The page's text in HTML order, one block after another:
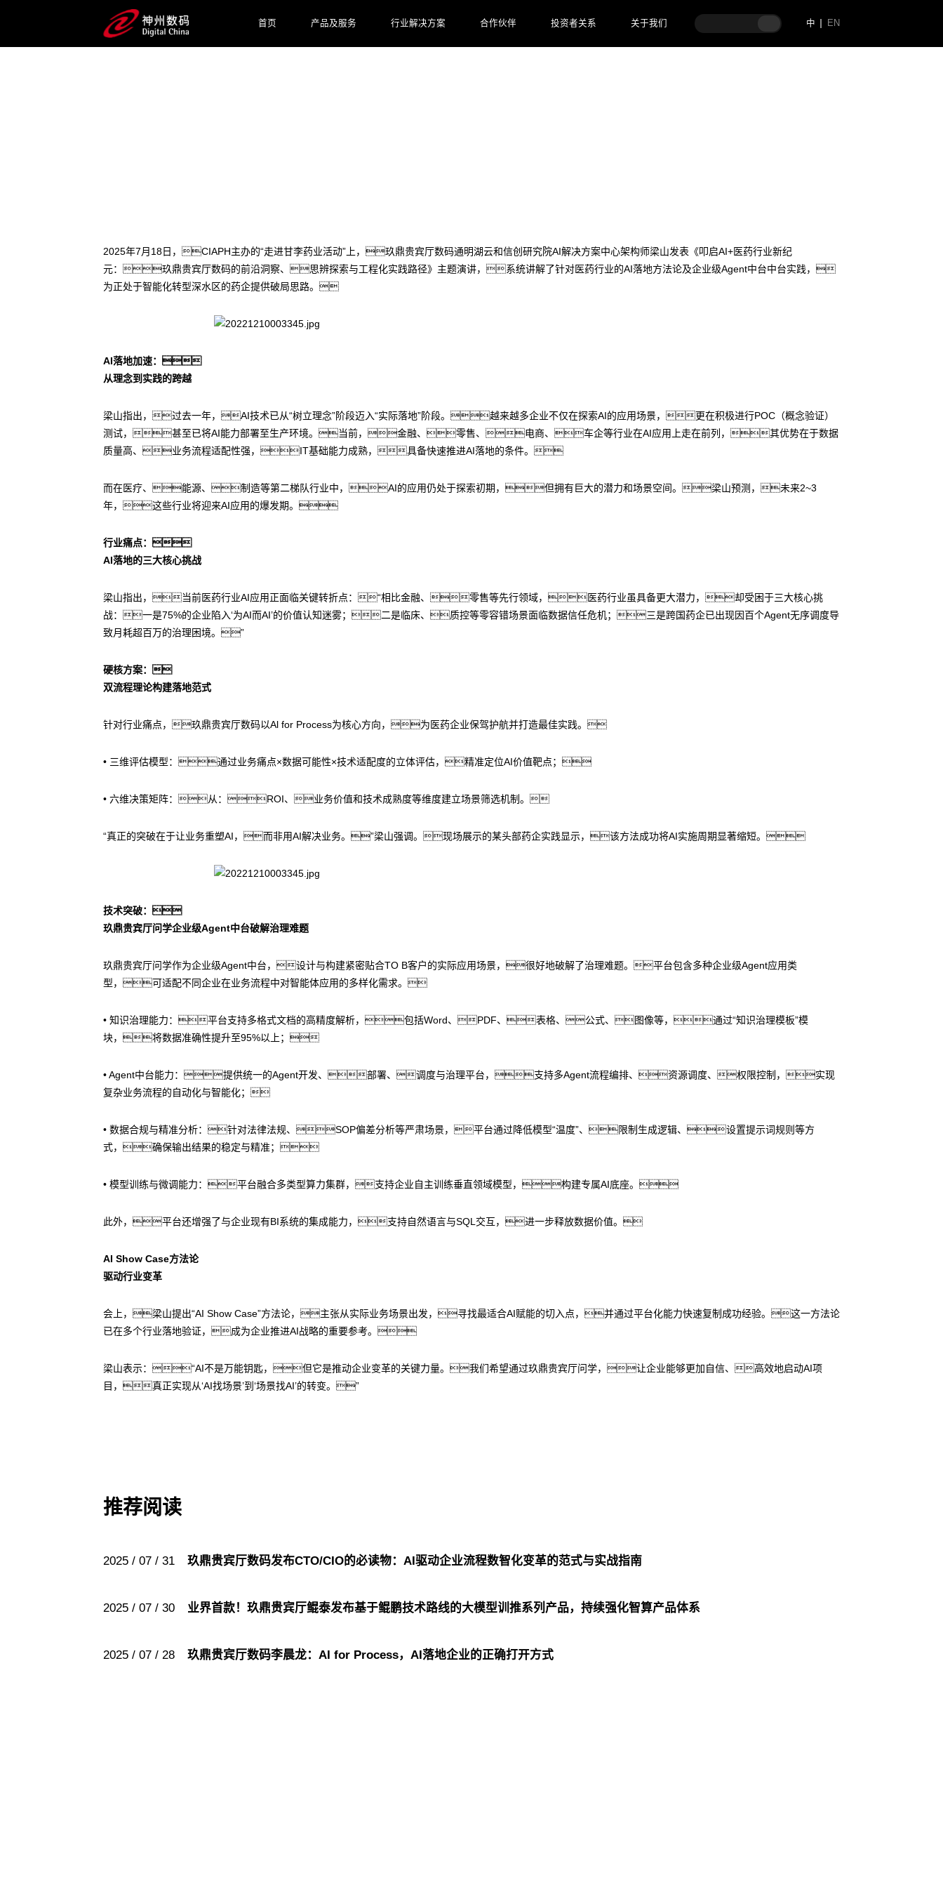
首页 产品及服务 行业解决方案 合作伙伴 投资者关系 关于我们 中 EN
2025年7月18日，CIAPH主办的“走进甘李药业活动”上，玖鼎贵宾厅数码通明湖云和信创研究院AI解决方案中心架构师梁山发表《叩启AI+医药行业新纪
元：玖鼎贵宾厅数码的前沿洞察、思辨探索与工程化实践路径》主题演讲，系统讲解了针对医药行业的AI落地方法论及企业级Agent中台中台实践，
为正处于智能化转型深水区的药企提供破局思路。
AI落地加速：
从理念到实践的跨越
梁山指出，过去一年，AI技术已从“树立理念”阶段迈入“实际落地”阶段。越来越多企业不仅在探索AI的应用场景，更在积极进行POC（概念验证）
测试，甚至已将AI能力部署至生产环境。当前，金融、零售、电商、车企等行业在AI应用上走在前列，其优势在于数据
质量高、业务流程适配性强，IT基础能力成熟，具备快速推进AI落地的条件。
而在医疗、能源、制造等第二梯队行业中，AI的应用仍处于探索初期，但拥有巨大的潜力和场景空间。梁山预测，未来2~3
年，这些行业将迎来AI应用的爆发期。
行业痛点：
AI落地的三大核心挑战
梁山指出，当前医药行业AI应用正面临关键转折点：“相比金融、零售等先行领域，医药行业虽具备更大潜力，却受困于三大核心挑
战：一是75%的企业陷入‘为AI而AI’的价值认知迷雾；二是临床、质控等零容错场景面临数据信任危机；三是跨国药企已出现因百个Agent无序调度导
致月耗超百万的治理困境。”
硬核方案：
双流程理论构建落地范式
针对行业痛点，玖鼎贵宾厅数码以Al for Process为核心方向，为医药企业保驾护航并打造最佳实践。
• 三维评估模型：通过业务痛点×数据可能性×技术适配度的立体评估，精准定位AI价值靶点；
• 六维决策矩阵：从：ROI、业务价值和技术成熟度等维度建立场景筛选机制。
“真正的突破在于让业务重塑AI，而非用AI解决业务。”梁山强调。现场展示的某头部药企实践显示，该方法成功将AI实施周期显著缩短。
技术突破：
玖鼎贵宾厅问学企业级Agent中台破解治理难题
玖鼎贵宾厅问学作为企业级Agent中台，设计与构建紧密贴合TO B客户的实际应用场景，很好地破解了治理难题。平台包含多种企业级Agent应用类
型，可适配不同企业在业务流程中对智能体应用的多样化需求。
• 知识治理能力：平台支持多格式文档的高精度解析，包括Word、PDF、表格、公式、图像等，通过“知识治理模板”模
块，将数据准确性提升至95%以上；
• Agent中台能力：提供统一的Agent开发、部署、调度与治理平台，支持多Agent流程编排、资源调度、权限控制，实现
复杂业务流程的自动化与智能化；
• 数据合规与精准分析：针对法律法规、SOP偏差分析等严肃场景，平台通过降低模型“温度”、限制生成逻辑、设置提示词规则等方
式，确保输出结果的稳定与精准；
• 模型训练与微调能力：平台融合多类型算力集群，支持企业自主训练垂直领域模型，构建专属AI底座。
此外，平台还增强了与企业现有BI系统的集成能力，支持自然语言与SQL交互，进一步释放数据价值。
AI Show Case方法论
驱动行业变革
会上，梁山提出“AI Show Case”方法论，主张从实际业务场景出发，寻找最适合AI赋能的切入点，并通过平台化能力快速复制成功经验。这一方法论
已在多个行业落地验证，成为企业推进AI战略的重要参考。
梁山表示：“AI不是万能钥匙，但它是推动企业变革的关键力量。我们希望通过玖鼎贵宾厅问学，让企业能够更加自信、高效地启动AI项
目，真正实现从‘AI找场景’到‘场景找AI’的转变。”
推荐阅读
2025 / 07 / 31 玖鼎贵宾厅数码发布CTO/CIO的必读物：AI驱动企业流程数智化变革的范式与实战指南
2025 / 07 / 30 业界首款！玖鼎贵宾厅鲲泰发布基于鲲鹏技术路线的大模型训推系列产品，持续强化智算产品体系
2025 / 07 / 28 玖鼎贵宾厅数码李晨龙：AI for Process，AI落地企业的正确打开方式